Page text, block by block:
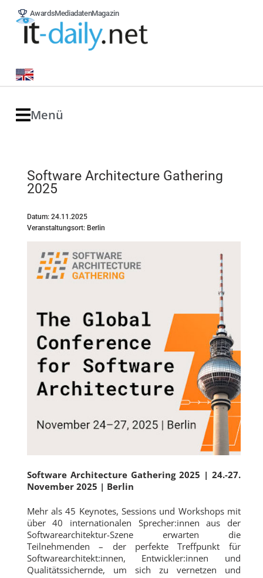
AwardsMediadatenMagazin
Menü
Software Architecture Gathering
2025
Datum: 24.11.2025
Veranstaltungsort: Berlin
Software Architecture Gathering 2025 | 24.-27.
November 2025 | Berlin
Mehr als 45 Keynotes, Sessions und Workshops mit
über 40 internationalen Sprecher:innen aus der
Softwarearchitektur-Szene erwarten die
Teilnehmenden – der perfekte Treffpunkt für
Softwarearchitekt:innen, Entwickler:innen und
Qualitätssichernde, um sich zu vernetzen und